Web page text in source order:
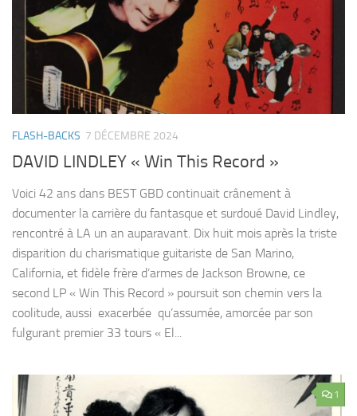
FLASH-BACKS 7 DÉCEMBRE 2024
DAVID LINDLEY « Win This Record »
Voici 42 ans dans BEST GBD continuait crânement à
documenter la carrière du fantasque et surdoué David Lindley,
rencontré à LA un an auparavant. Dix huit mois après la triste
disparition du charismatique guitariste de San Marino,
California, et fidèle frère d’armes de Jackson Browne, ce
second LP « Win This Record » poursuit son chemin vers la
coolitude, aussi exacerbée qu’assumée, amorcée par son
fulgurant premier 33 tours « El...
1